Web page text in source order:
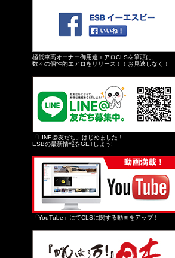
極低車高オーナー御用達エアロCLSを筆頭に、
数々の個性的エアロをリリース！！お見逃しなく！
「LINE@友だち」はじめました！
ESBの最新情報をGETしよう!
「YouTube」にてCLSに関する動画をアップ！